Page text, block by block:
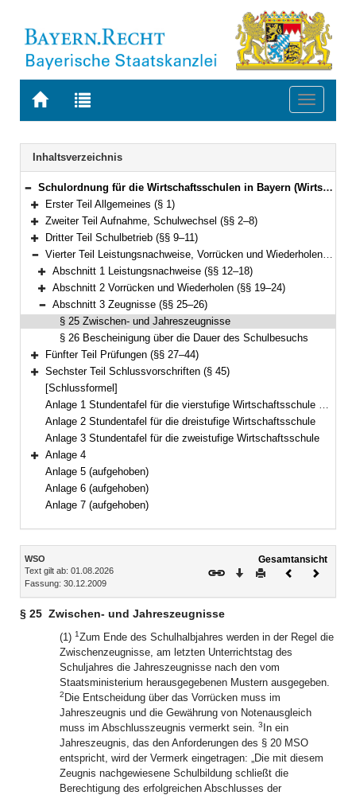
Zur
BAYERN.RECHT
Zur
letzten
Suche
Toggle
Navigation
Inhaltsverzeichnis
Bereich reduzieren
Schulordnung für die Wirtschaftsschulen in Bayern (Wirtschaftsschulordnung – WSO) Vom 30. Dezember 2009 (GVBl. 2010 S. 17, 227) BayRS 2236-5-1-K (§§ 1–45)
Bereich erweitern
Erster Teil Allgemeines (§ 1)
Bereich erweitern
Zweiter Teil Aufnahme, Schulwechsel (§§ 2–8)
Bereich erweitern
Dritter Teil Schulbetrieb (§§ 9–11)
Bereich reduzieren
Vierter Teil Leistungsnachweise, Vorrücken und Wiederholen, Zeugnisse (§§ 12–26)
Bereich erweitern
Abschnitt 1 Leistungsnachweise (§§ 12–18)
Bereich erweitern
Abschnitt 2 Vorrücken und Wiederholen (§§ 19–24)
Bereich reduzieren
Abschnitt 3 Zeugnisse (§§ 25–26)
§ 25 Zwischen- und Jahreszeugnisse
§ 26 Bescheinigung über die Dauer des Schulbesuchs
Bereich erweitern
Fünfter Teil Prüfungen (§§ 27–44)
Bereich erweitern
Sechster Teil Schlussvorschriften (§ 45)
[Schlussformel]
Anlage 1 Stundentafel für die vierstufige Wirtschaftsschule mit Vorklasse
Anlage 2 Stundentafel für die dreistufige Wirtschaftsschule
Anlage 3 Stundentafel für die zweistufige Wirtschaftsschule
Bereich erweitern
Anlage 4
Anlage 5 (aufgehoben)
Anlage 6 (aufgehoben)
Anlage 7 (aufgehoben)
Inhalt
WSO
Text gilt ab: 01.08.2026
Fassung: 30.12.2009
Gesamtansicht
Download
DruckenVorheriges
§ 25 Zwischen- und Jahreszeugnisse
(1) 1Zum Ende des Schulhalbjahres werden in der Regel die
Zwischenzeugnisse, am letzten Unterrichtstag des
Schuljahres die Jahreszeugnisse nach den vom
Staatsministerium herausgegebenen Mustern ausgegeben.
2 Die Entscheidung über das Vorrücken muss im
Jahreszeugnis und die Gewährung von Notenausgleich
muss im Abschlusszeugnis vermerkt sein. 3 In ein
Jahreszeugnis, das den Anforderungen des § 20 MSO
entspricht, wird der Vermerk eingetragen: „Die mit diesem
Zeugnis nachgewiesene Schulbildung schließt die
Berechtigung des erfolgreichen Abschlusses der